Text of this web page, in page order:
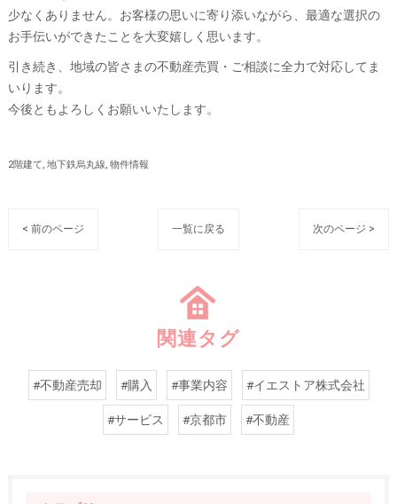
少なくありません。お客様の思いに寄り添いながら、最適な選択の
お手伝いができたことを大変嬉しく思います。
引き続き、地域の皆さまの不動産売買・ご相談に全力で対応してま
いります。
今後ともよろしくお願いいたします。
2階建て 地下鉄烏丸線 物件情報
< 前のページ 一覧に戻る 次のページ >
関連タグ
#不動産売却 #購入 #事業内容 #イエストア株式会社
#サービス #京都市 #不動産